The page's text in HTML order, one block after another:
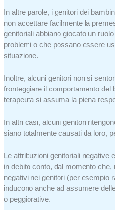
In altre parole, i genitori dei
non accettare facilmente la
genitoriali abbiano giocato un
problemi o che possano essere
situazione.
Inoltre, alcuni genitori non si
fronteggiare il comportamento del
terapeuta si assuma la piena
In altri casi, alcuni genitori
siano totalmente causati da loro,
Le attribuzioni genitoriali negative
in debito conto, dal momento
negativi nei genitori (per esempio
inducono anche ad assumere
o peggiorative.